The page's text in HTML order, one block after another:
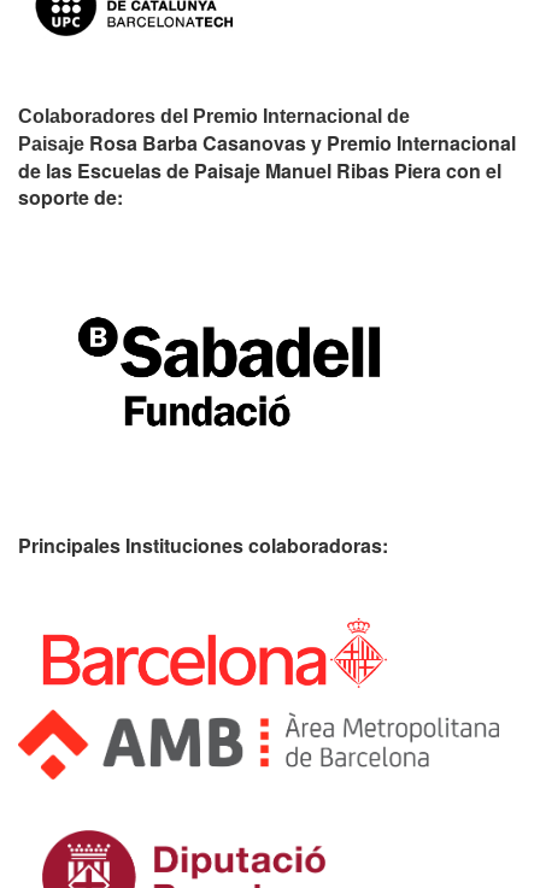
Colaboradores del Premio Internacional de
Paisaje Rosa Barba Casanovas y Premio Internacional
de las Escuelas de Paisaje Manuel Ribas Piera con el
soporte de:
Principales Instituciones colaboradoras: